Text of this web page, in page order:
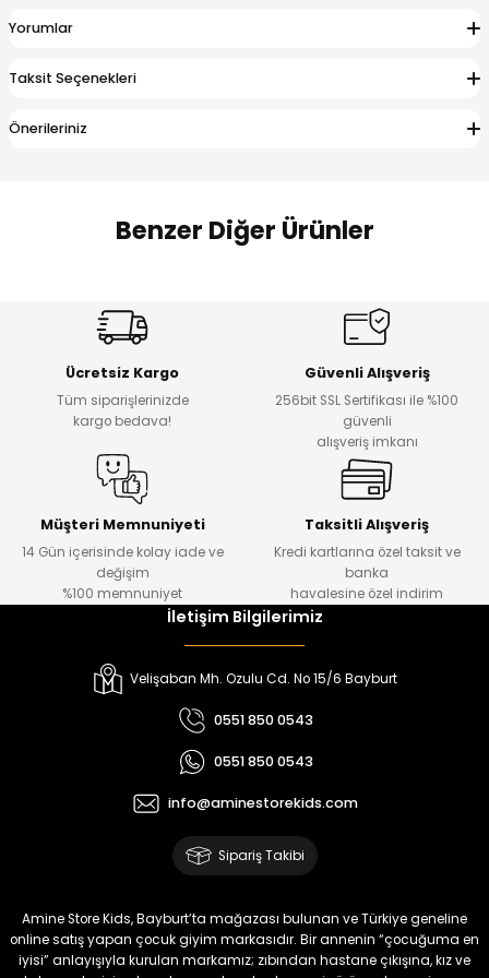
Yorumlar
Taksit Seçenekleri
Önerileriniz
Benzer Diğer Ürünler
Puba Unisex Kot 3’lü Takım
₺ 1.550
Urban Kız Çocuk Süveterli Tunik Gömlek
Tivon Kız Çocuk 3’lü Takım
₺ 2.340
Oven Kız Çocuk 2’li Takım
%17
Viren Kız Çocuk Deri Etekli Takım
₺ 665
₺ 1.150
₺ 950
Yeni
Bella Kız Çocuk 2’li Jile Elbise
₺ 2.200
₺ 1.800
Ücretsiz Kargo
Tüm siparişlerinizde
kargo bedava!
Güvenli Alışveriş
256bit SSL Sertifikası ile %100
güvenli
alışveriş imkanı
Müşteri Memnuniyeti
14 Gün içerisinde kolay iade ve
değişim
%100 memnuniyet
Taksitli Alışveriş
Kredi kartlarına özel taksit ve
banka
havalesine özel indirim
İletişim Bilgilerimiz
Velişaban Mh. Ozulu Cd. No 15/6 Bayburt
0551 850 0543
0551 850 0543
info@aminestorekids.com
Sipariş Takibi
Amine Store Kids, Bayburt’ta mağazası bulunan ve Türkiye geneline
online satış yapan çocuk giyim markasıdır. Bir annenin “çocuğuma en
iyisi” anlayışıyla kurulan markamız; zıbından hastane çıkışına, kız ve
ve Taç